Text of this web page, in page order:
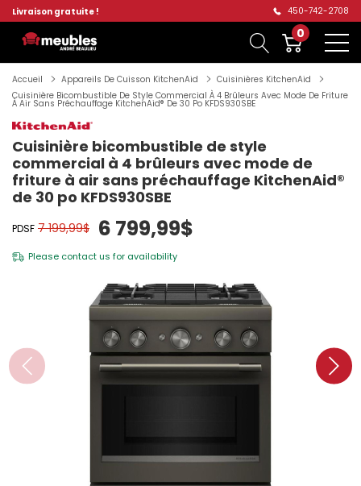
Livraison gratuite ! 450-742-2708
0
Accueil Appareils De Cuisson KitchenAid
Cuisinières KitchenAid
Cuisinière Bicombustible De Style Commercial À 4 Brûleurs Avec Mode De Friture
À Air Sans Préchauffage KitchenAid® De 30 Po KFDS930SBE
Cuisinière bicombustible de style
commercial à 4 brûleurs avec mode de
friture à air sans préchauffage KitchenAid®
de 30 po KFDS930SBE
PDSF 7 199,99$ 6 799,99$
Please contact us for availability